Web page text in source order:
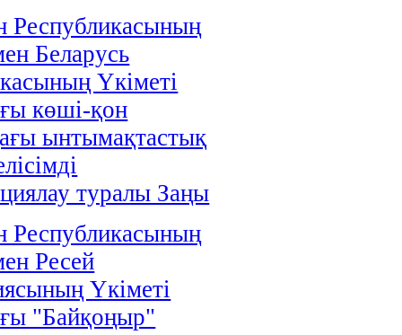
Республикасының
Беларусь
Үкіметі
көші-қон
ынтымақтастық
туралы Заңы
Республикасының
Ресей
Үкіметі
"Байқоңыр"